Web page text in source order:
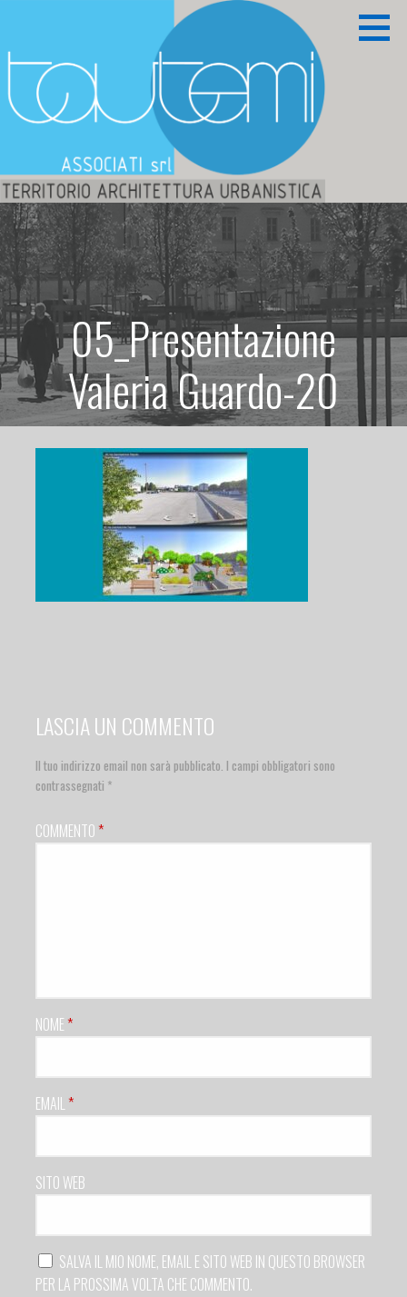
contenuto
TAUTEMI ASSOCIATI S.R.L.
Territorio Architettura Urbanistica
05_Presentazione
Valeria Guardo-20
LASCIA UN COMMENTO
Il tuo indirizzo email non sarà pubblicato. I campi obbligatori sono
contrassegnati *
COMMENTO *
NOME *
EMAIL*
SITO WEB
SALVA IL MIO NOME, EMAIL E SITO WEB IN QUESTO BROWSER
PER LA PROSSIMA VOLTA CHE COMMENTO.